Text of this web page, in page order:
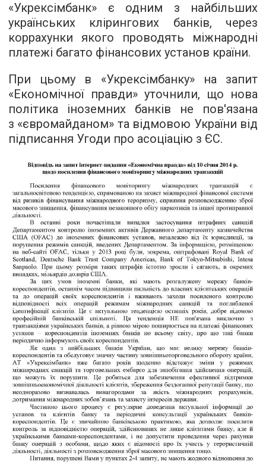
«Укрексімбанк» є одним з найбільших
українських клірингових банків, через
коррахунки якого проводять міжнародні
платежі багато фінансових установ країни.
При цьому в «Укрексімбанку» на запит
«Економічної правди» уточнили, що нова
політика іноземних банків не пов'язана
з «євромайданом» та відмовою України від
підписання Угоди про асоціацію з ЄС.